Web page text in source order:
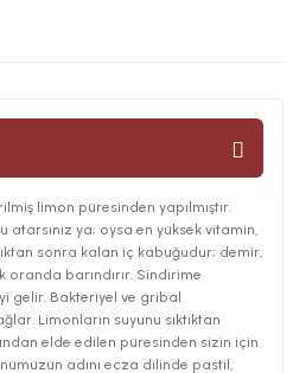
limon püresinden yapılmıştır.
atarsınız ya; oysa en yüksek vitamin,
sonra kalan iç kabuğudur; demir,
oranda barındırır. Sindirime
gelir. Bakteriyel ve gribal
Limonların suyunu sıktıktan
elde edilen püresinden sizin için
adını ecza dilinde pastil,